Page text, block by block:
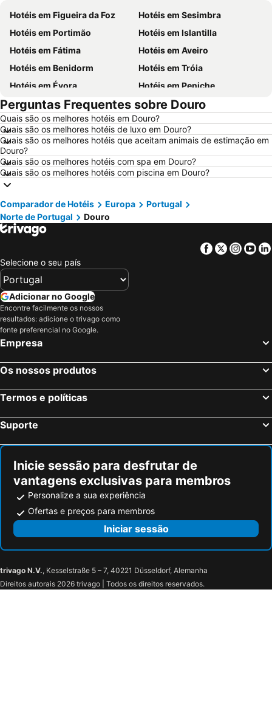
Hotéis em Figueira da Foz
Hotéis em Sesimbra
Hotéis em Portimão
Hotéis em Islantilla
Hotéis em Fátima
Hotéis em Aveiro
Hotéis em Benidorm
Hotéis em Tróia
Hotéis em Évora
Hotéis em Peniche
Hotéis em Porto Santo
Hotéis em Barcelona
Hotéis em Sangenjo
Hotéis em Nazaré
Hotéis em Vigo
Hotéis em Vila Nova de Milfontes
Hotéis em Isla Canela
Hotéis em Roma
Hotéis em Vilamoura
Hotéis em Madeira
Hotéis em Minorca
Hotéis em Galiza
Hotéis em Andaluzia
Hotéis em Maiorca
Hotéis em Ilha do Sal
Hotéis em Ibiza
Hotéis em Serra da Estrela
Hotéis em Costa da Luz
Hotéis em Gran Canaria
Hotéis em Costa de Almería
Perguntas Frequentes sobre Douro
Quais são os melhores hotéis em Douro?
Quais são os melhores hotéis de luxo em Douro?
Quais são os melhores hotéis que aceitam animais de estimação em
Douro?
Quais são os melhores hotéis com spa em Douro?
Quais são os melhores hotéis com piscina em Douro?
Comparador de Hotéis Europa
Portugal
Norte de Portugal
Douro
Facebook
Twitter
Selecione o seu país
Adicionar no Google
Encontre facilmente os nossos
resultados: adicione o trivago como
fonte preferencial no Google.
Empresa
Os nossos produtos
Termos e políticas
Suporte
Inicie sessão para desfrutar de
vantagens exclusivas para membros
Personalize a sua experiência
Ofertas e preços para membros
Iniciar sessão
trivago N.V., Kesselstraße 5 – 7, 40221 Düsseldorf, Alemanha
Direitos autorais 2026 trivago | Todos os direitos reservados.